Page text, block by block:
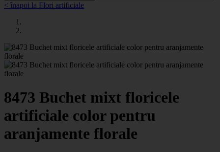
< înapoi la Flori artificiale
8473 Buchet mixt floricele
artificiale color pentru
aranjamente florale